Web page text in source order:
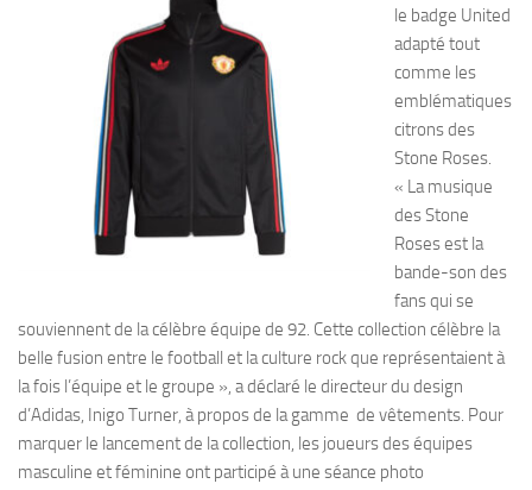
le badge United
adapté tout
comme les
emblématiques
citrons des
Stone Roses.
« La musique
des Stone
Roses est la
bande-son des
fans qui se
souviennent de la célèbre équipe de 92. Cette collection célèbre la
belle fusion entre le football et la culture rock que représentaient à
la fois l’équipe et le groupe », a déclaré le directeur du design
d’Adidas, Inigo Turner, à propos de la gamme de vêtements. Pour
marquer le lancement de la collection, les joueurs des équipes
masculine et féminine ont participé à une séance photo